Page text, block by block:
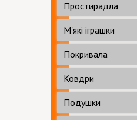
Простирадла
М'які іграшки
Покривала
Ковдри
Подушки